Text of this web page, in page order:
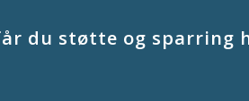
du støtte og sparring